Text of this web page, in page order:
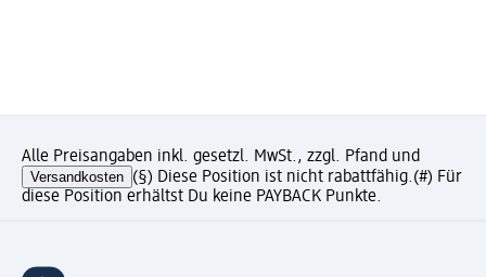
Alle Preisangaben inkl. gesetzl. MwSt., zzgl. Pfand und
Versandkosten (§) Diese Position ist nicht rabattfähig.(#) Für
diese Position erhältst Du keine PAYBACK Punkte.